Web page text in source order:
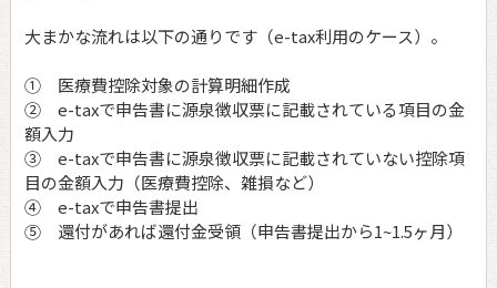
大まかな流れは以下の通りです（e-tax利用のケース）。
① 医療費控除対象の計算明細作成
② e-taxで申告書に源泉徴収票に記載されている項目の金
額入力
③ e-taxで申告書に源泉徴収票に記載されていない控除項
目の金額入力（医療費控除、雑損など）
④ e-taxで申告書提出
⑤ 還付があれば還付金受領（申告書提出から1~1.5ヶ月）